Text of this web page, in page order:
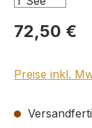
Regulärer Preis:
72,50 €
Preise inkl.